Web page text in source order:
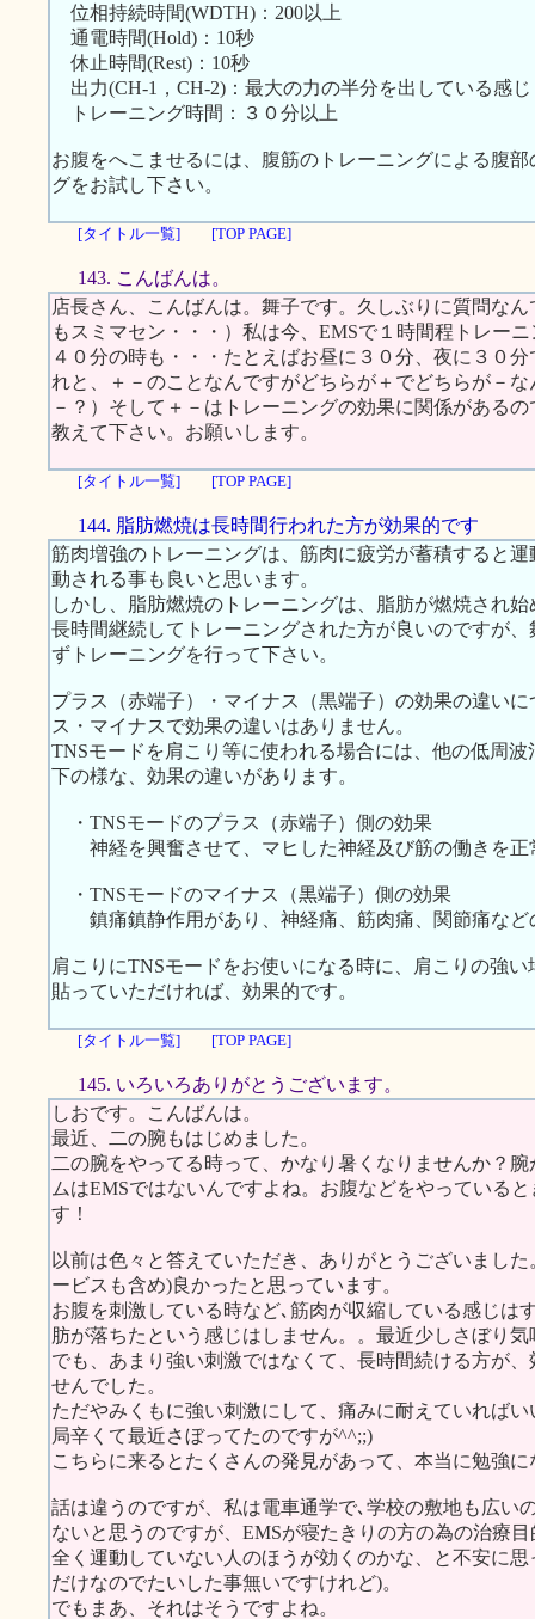
位相持続時間(WDTH)：200以上
通電時間(Hold)：10秒
休止時間(Rest)：10秒
出力(CH-1，CH-2)：最大の力の半分を出している感じ
トレーニング時間：３０分以上
お腹をへこませるには、腹筋のトレーニングによる腹
グをお試し下さい。
[タイトル一覧] [TOP PAGE]
143. こんばんは。
店長さん、こんばんは。舞子です。久しぶりに質問な
もスミマセン・・・）私は今、EMSで１時間程トレー
４０分の時も・・・たとえばお昼に３０分、夜に３０
れと、＋－のことなんですがどちらが＋でどちらが－
－？）そして＋－はトレーニングの効果に関係がある
教えて下さい。お願いします。
[タイトル一覧] [TOP PAGE]
144. 脂肪燃焼は長時間行われた方が効果的です
筋肉増強のトレーニングは、筋肉に疲労が蓄積すると
動される事も良いと思います。
しかし、脂肪燃焼のトレーニングは、脂肪が燃焼され
長時間継続してトレーニングされた方が良いのですが
ずトレーニングを行って下さい。
プラス（赤端子）・マイナス（黒端子）の効果の違い
ス・マイナスで効果の違いはありません。
TNSモードを肩こり等に使われる場合には、他の低周
下の様な、効果の違いがあります。
・TNSモードのプラス（赤端子）側の効果
神経を興奮させて、マヒした神経及び筋の働きを正
・TNSモードのマイナス（黒端子）側の効果
鎮痛鎮静作用があり、神経痛、筋肉痛、関節痛など
肩こりにTNSモードをお使いになる時に、肩こりの強
貼っていただければ、効果的です。
[タイトル一覧] [TOP PAGE]
145. いろいろありがとうございます。
しおです。こんばんは。
最近、二の腕もはじめました。
二の腕をやってる時って、かなり暑くなりませんか？
ムはEMSではないんですよね。お腹などをやっている
す！
以前は色々と答えていただき、ありがとうございまし
ービスも含め)良かったと思っています。
お腹を刺激している時など､筋肉が収縮している感じは
肪が落ちたという感じはしません。。最近少しさぼり
でも、あまり強い刺激ではなくて、長時間続ける方が
せんでした。
ただやみくもに強い刺激にして、痛みに耐えていれば
局辛くて最近さぼってたのですが^^;;)
こちらに来るとたくさんの発見があって、本当に勉強に
話は違うのですが、私は電車通学で､学校の敷地も広い
ないと思うのですが、EMSが寝たきりの方の為の治療
全く運動していない人のほうが効くのかな、と不安に
だけなのでたいした事無いですけれど)。
でもまあ、それはそうですよね。